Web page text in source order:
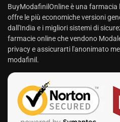
BuyModafinilOnline è una
offre le più economiche versioni
dall'India e i migliori sistemi di
farmacie online che vendono
privacy e assicurarti l'anonimato
modafinil.